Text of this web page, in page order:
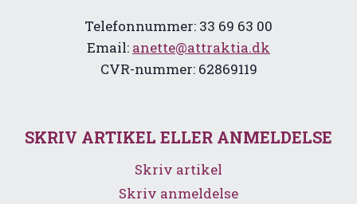
Telefonnummer: 33 69 63 00
Email: anette@attraktia.dk
CVR-nummer: 62869119
SKRIV ARTIKEL ELLER ANMELDELSE
Skriv artikel
Skriv anmeldelse